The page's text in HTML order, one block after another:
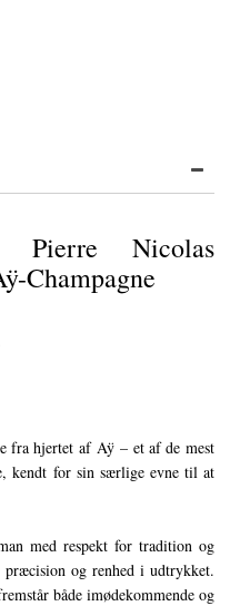
Pierre Nicolas
Champagne
fra hjertet af Aÿ – et af de mest
kendt for sin særlige evne til at
med respekt for tradition og
og renhed i udtrykket.
både imødekommende og